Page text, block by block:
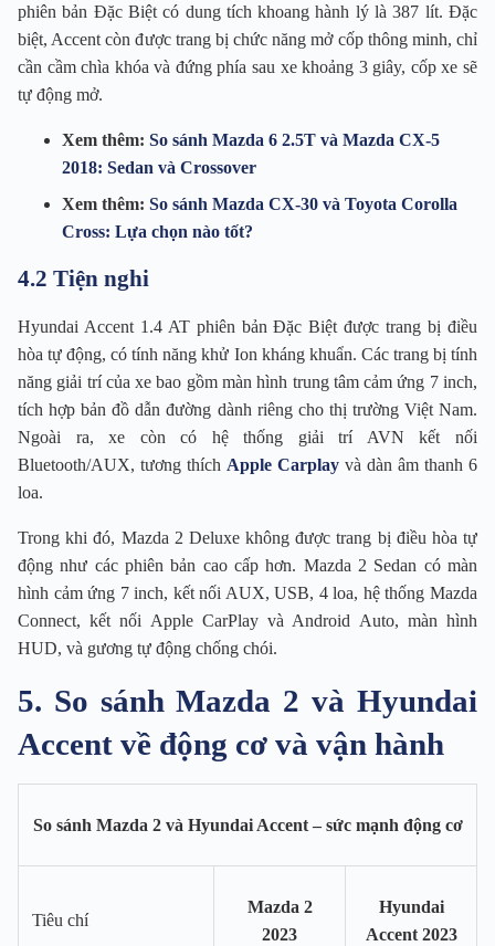
phiên bản Đặc Biệt có dung tích khoang hành lý là 387 lít. Đặc
biệt, Accent còn được trang bị chức năng mở cốp thông minh, chỉ
cần cầm chìa khóa và đứng phía sau xe khoảng 3 giây, cốp xe sẽ
tự động mở.
Xem thêm: So sánh Mazda 6 2.5T và Mazda CX-5
2018: Sedan và Crossover
Xem thêm: So sánh Mazda CX-30 và Toyota Corolla
Cross: Lựa chọn nào tốt?
4.2 Tiện nghi
Hyundai Accent 1.4 AT phiên bản Đặc Biệt được trang bị điều
hòa tự động, có tính năng khử Ion kháng khuẩn. Các trang bị tính
năng giải trí của xe bao gồm màn hình trung tâm cảm ứng 7 inch,
tích hợp bản đồ dẫn đường dành riêng cho thị trường Việt Nam.
Ngoài ra, xe còn có hệ thống giải trí AVN kết nối
Bluetooth/AUX, tương thích Apple Carplay và dàn âm thanh 6
loa.
Trong khi đó, Mazda 2 Deluxe không được trang bị điều hòa tự
động như các phiên bản cao cấp hơn. Mazda 2 Sedan có màn
hình cảm ứng 7 inch, kết nối AUX, USB, 4 loa, hệ thống Mazda
Connect, kết nối Apple CarPlay và Android Auto, màn hình
HUD, và gương tự động chống chói.
5. So sánh Mazda 2 và Hyundai
Accent về động cơ và vận hành
So sánh Mazda 2 và Hyundai Accent – sức mạnh động cơ
Tiêu chí
Mazda 2
2023
Hyundai
Accent 2023